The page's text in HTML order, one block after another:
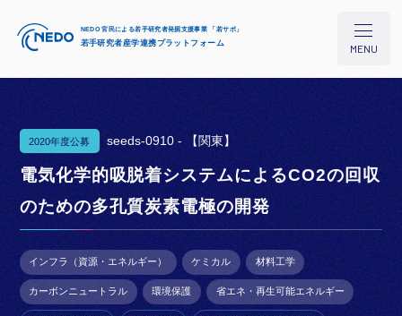
NEDO 官民による若手研究者発掘支援事業 「若サポ」
若手研究者産学連携プラットフォーム MENU
本プロジェクトについて
研究シーズ検索
イベント/セミナー
2020年度公募 seeds-0910 -【関東】
電気化学的吸脱着システムによるCO2の回収
のための多孔質炭素電極の開発
インフラ（資源・エネルギー） ケミカル 材料工学
カーボンニュートラル 環境保護 省エネ・再生可能エネルギー